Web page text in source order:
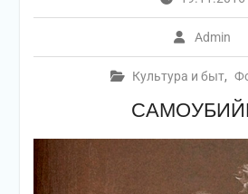
Admin
Культура и быт,